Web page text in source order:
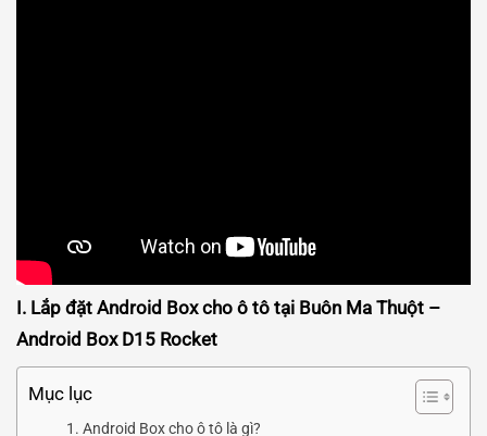
I. Lắp đặt Android Box cho ô tô tại Buôn Ma Thuột –
Android Box D15 Rocket
Mục lục
Android Box cho ô tô là gì?